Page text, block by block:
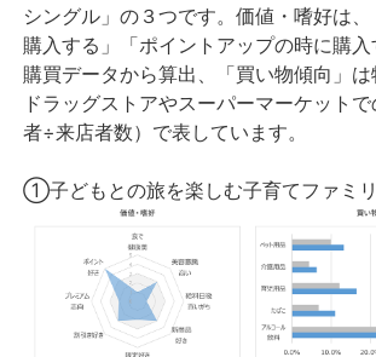
シングル」の３つです。価値・嗜好は、
購入する」「ポイントアップの時に購
購買データから算出、「買い物傾向」
ドラッグストアやスーパーマーケット
者÷来店者数）で表しています。
①子どもとの旅を楽しむ子育てファミ